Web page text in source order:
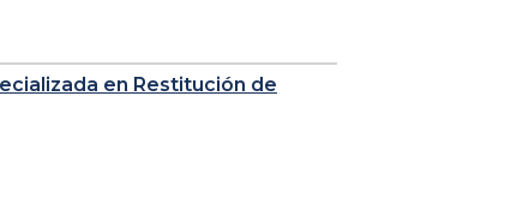
en Restitución de